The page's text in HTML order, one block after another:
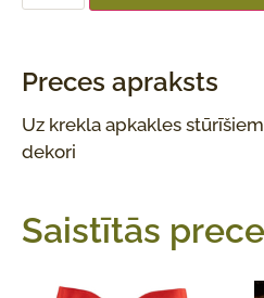
Preces apraksts
Uz krekla apkakles
dekori
Saistītās